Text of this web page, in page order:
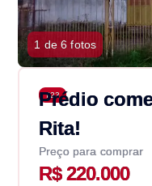
1 de 6 fotos
723
Prédio
Rita!
Preço para comprar
R$ 220.000